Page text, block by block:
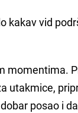
kakav vid
momentima.
utakmice,
posao i